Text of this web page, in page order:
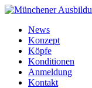
News
Konzept
Köpfe
Konditionen
Anmeldung
Kontakt